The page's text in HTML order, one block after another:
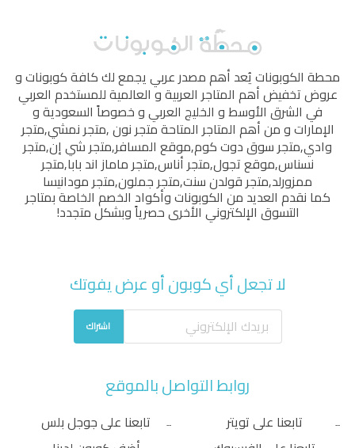
محطة الكوبوناتيُعد أهم مصدر عربي يجمع لك كافة كوبونات و
عروض تخفيض أهم المتاجر العربية و العالمية للمستخدم العربي
في الشرق الأوسط و الخليج العربي و خصوصاً السعودية و
الإمارات و من أهم المتاجر المتاحةمتجر نون,متجر نمشي,متجر
وادي,متجر سوق دوت كوم,موقع المسافر,متجر شي إن,متجر
نسناس,موقع تجول,متجر أناس,متجر ماماز اند بابا,متجر
ممزورلد,متجر قولدن سنت,متجر جملون,متجر مودانيسا
كما نقدم العديد من الكوبونات وأكواد الخصم الخاصة بمتاجر
التسوق الإلكتروني الأخرى حصرياً وبشكل متجدد!
لا تجعل أي كوبون أو عرض يفوتك
اشتراك
روابط التواصل بالموقع
تابعنا على تويتر
تابعنا على جوجل بلس